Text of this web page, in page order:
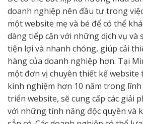
doanh nghiệp nên đầu tư trong
một website mẹ và bé để có thể
dàng tiếp cận với những dịch vụ và
tiện lợi và nhanh chóng, giúp cải
hàng của doanh nghiệp hơn. Tại
một đơn vị chuyên thiết kế website
kinh nghiệm hơn 10 năm trong
triển website, sẽ cung cấp các giải
với những tính năng độc quyền và